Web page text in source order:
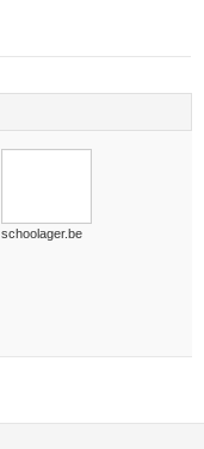
schoolager.be